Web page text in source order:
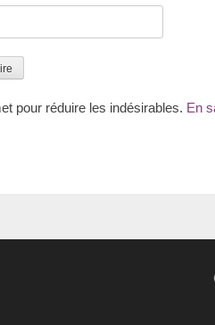
pour réduire les indésirables. En